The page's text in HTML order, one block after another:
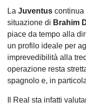
La Juventus continua
situazione di Brahim
piace da tempo alla
un profilo ideale per
imprevedibilità alla
operazione resta
spagnolo e, in
Il Real sta infatti